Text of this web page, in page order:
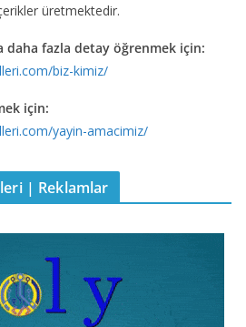
üretmektedir.
daha fazla detay öğrenmek için:
biz-kimiz/
için:
yayin-amacimiz/
| Reklamlar